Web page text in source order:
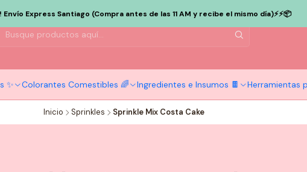
✨ Colorantes Comestibles 🌈 Ingredientes e Insumos 🍫 Herramientas
Envío Express Santiago (Compra antes de las 11 AM y recibe el mismo día)⚡️⚡️📦
Inicio Sprinkles Sprinkle Mix Costa Cake